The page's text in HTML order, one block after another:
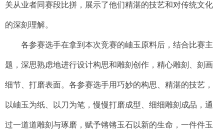
关从业者同赛段比拼，展示了他们精湛的技艺和对传统文化
的深刻理解。
各参赛选手在拿到本次竞赛的岫玉原料后，结合比赛主
题，深思熟虑地进行设计构思和雕刻创作，精心雕刻、刻画
细节、打磨表面。各参赛选手用巧妙的构思、精湛的技艺，
以岫玉为纸、以刀为笔，慢慢打磨成型、细细雕刻成品，通
过一道道雕刻与琢磨，赋予锵锵玉石以新的生命，一件件玉